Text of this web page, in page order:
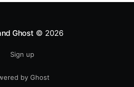
Ghost © 2026
Sign up
by Ghost